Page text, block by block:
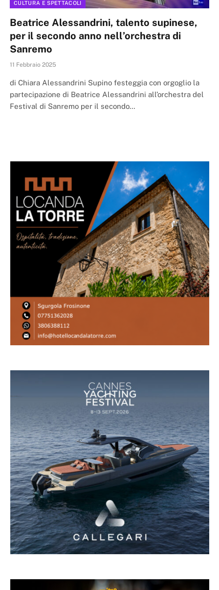
CULTURA E SPETTACOLI
Beatrice Alessandrini, talento supinese,
per il secondo anno nell’orchestra di
Sanremo
11 Febbraio 2025
di Chiara Alessandrini Supino festeggia con orgoglio la
partecipazione di Beatrice Alessandrini all’orchestra del
Festival di Sanremo per il secondo…